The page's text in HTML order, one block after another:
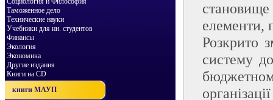
Таможенное дело
Технические науки
Учебники для ин. студентов
Финансы
Экология
Экономика
Другие издания
Книги на CD
книги МАУП
елементи,
Розкрито
систему